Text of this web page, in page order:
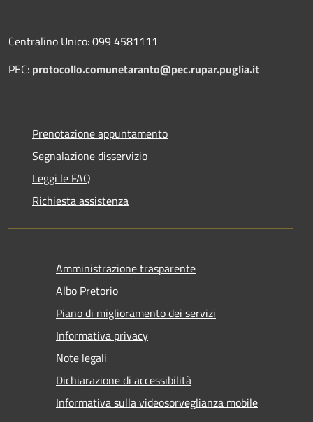
Centralino Unico: 099 4581111
PEC: protocollo.comunetaranto@pec.rupar.puglia.it
Prenotazione appuntamento
Segnalazione disservizio
Leggi le FAQ
Richiesta assistenza
Amministrazione trasparente
Albo Pretorio
Piano di miglioramento dei servizi
Informativa privacy
Note legali
Dichiarazione di accessibilità
Informativa sulla videosorveglianza mobile